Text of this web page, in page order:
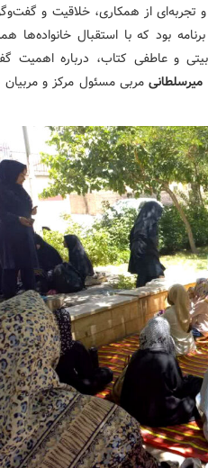
از همکاری، خلاقیت و
بود که با استقبال خانواده‌ها
و عاطفی کتاب، درباره اهمیت
مربی مسئول مرکز و مربیان